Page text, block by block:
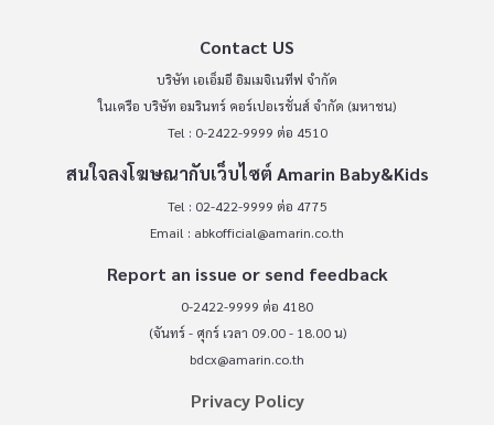
Contact US
บริษัท เอเอ็มอี อิมเมจิเนทีฟ จำกัด
ในเครือ บริษัท อมรินทร์ คอร์เปอเรชั่นส์ จำกัด (มหาชน)
Tel : 0-2422-9999 ต่อ 4510
สนใจลงโฆษณากับเว็บไซต์ Amarin Baby&Kids
Tel : 02-422-9999 ต่อ 4775
Email : abkofficial@amarin.co.th
Report an issue or send feedback
0-2422-9999 ต่อ 4180
(จันทร์ - ศุกร์ เวลา 09.00 - 18.00 น)
bdcx@amarin.co.th
Privacy Policy